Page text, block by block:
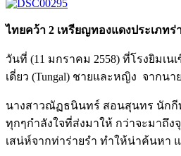
ไทยคว้า 2 เหรียญทองแดงประเภท
วันที่ (11 มกราคม 2558) ที่โรงยิมเ
เดี่ยว (Tungal) ชายและหญิง จากน
นางสาวณัฏธนินทร์ สอนสุนทร นักกี
ทุกๆกำลังใจที่ส่งมาให้ กว่าจะมาถึ
เสน่ห์จากท่าร่ายรำ ทำให้น่าค้นหา